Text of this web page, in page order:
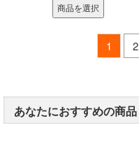
商品を選択
1 2
あなたにおすすめの商品